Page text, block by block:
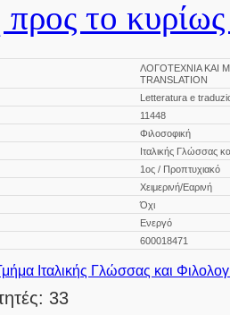
το κυρίως
ΛΟΓΟΤΕΧΝΙΑ ΚΑΙ
TRANSLATION
Letteratura e
11448
Φιλοσοφική
Ιταλικής Γλώσσας
1ος / Προπτυχιακό
Χειμερινή/Εαρινή
Όχι
Ενεργό
600018471
Ιταλικής Γλώσσας και
33